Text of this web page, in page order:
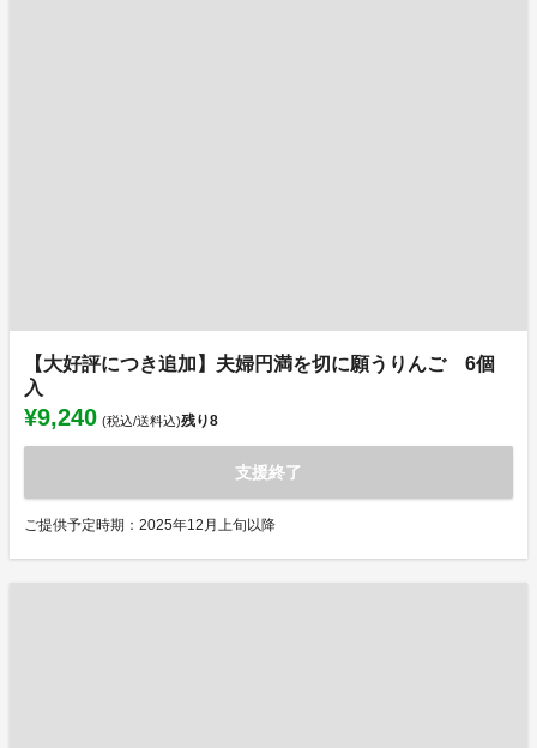
【大好評につき追加】夫婦円満を切に願うりんご 6個
入
¥9,240 (税込/送料込)残り8
支援終了
ご提供予定時期：2025年12月上旬以降